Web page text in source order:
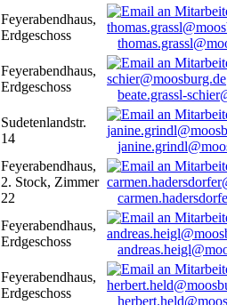
Feyerabendhaus,
Erdgeschoss
Feyerabendhaus,
Erdgeschoss
beate.grassl-
Sudetenlandstr.
14
Feyerabendhaus,
2. Stock, Zimmer
22
Feyerabendhaus,
Erdgeschoss
Feyerabendhaus,
Erdgeschoss